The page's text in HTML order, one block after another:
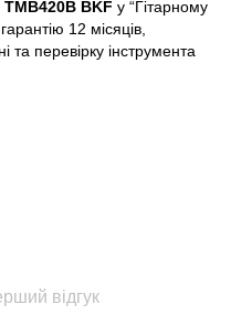
TMB420B BKF у “Гітарному
12 місяців,
та перевірку інструмента
відгук